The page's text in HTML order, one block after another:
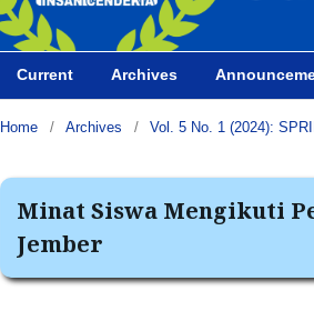
Current Archives
Home / Archives / Vol. 5 No. 1 (2024):
Minat Siswa Mengikuti
Jember